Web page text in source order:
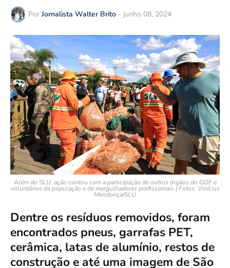
Por Jornalista Walter Brito - junho 08, 2024
Além do SLU, ação contou com a participação de outros órgãos do GDF e
voluntários da população e de mergulhadores profissionais | Fotos: Vinícius
Mendonça/SLU
Dentre os resíduos removidos, foram
encontrados pneus, garrafas PET,
cerâmica, latas de alumínio, restos de
construção e até uma imagem de São